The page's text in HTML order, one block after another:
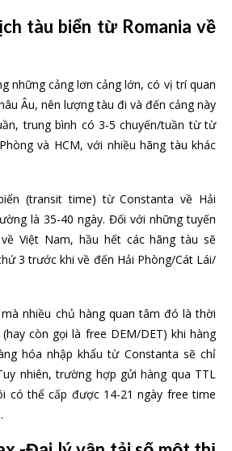
tàu biển từ Romania về
những cảng lơn cảng lớn, có vị trí quan
Âu, nên lượng tàu đi và đến cảng này
trung bình có 3-5 chuyến/tuần từ từ
và HCM, với nhiều hãng tàu khác
(transit time) từ Constanta về Hải
là 35-40 ngày. Đối với những tuyến
Việt Nam, hầu hết các hãng tàu sẽ
3 trước khi về đến Hải Phòng/Cát Lái/
nhiều chủ hàng quan tâm đó là thời
còn gọi là free DEM/DET) khi hàng
hóa nhập khẩu từ Constanta sẽ chỉ
nhiên, trường hợp gửi hàng qua TTL
có thể cấp được 14-21 ngày free time